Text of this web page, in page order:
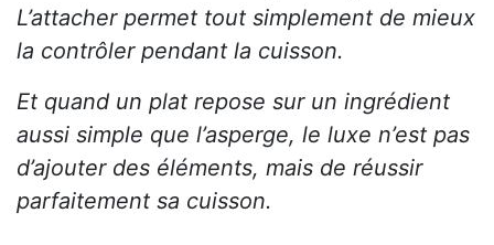
L’attacher permet tout simplement de mieux
la contrôler pendant la cuisson.
Et quand un plat repose sur un ingrédient
aussi simple que l’asperge, le luxe n’est pas
d’ajouter des éléments, mais de réussir
parfaitement sa cuisson.